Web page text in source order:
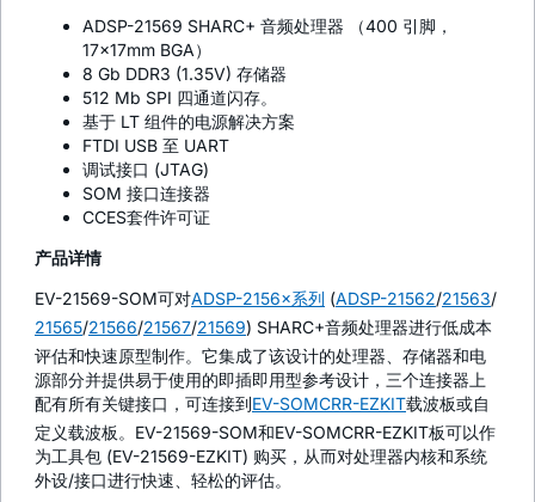
ADSP-21569 SHARC+ 音频处理器 （400 引脚，
17×17mm BGA）
8 Gb DDR3 (1.35V) 存储器
512 Mb SPI 四通道闪存。
基于 LT 组件的电源解决方案
FTDI USB 至 UART
调试接口 (JTAG)
SOM 接口连接器
CCES套件许可证
产品详情
EV-21569-SOM可对ADSP-2156×系列 (ADSP-21562/21563/
21565/21566/21567/21569) SHARC+音频处理器进行低成本
评估和快速原型制作。它集成了该设计的处理器、存储器和电
源部分并提供易于使用的即插即用型参考设计，三个连接器上
配有所有关键接口，可连接到EV-SOMCRR-EZKIT载波板或自
定义载波板。EV-21569-SOM和EV-SOMCRR-EZKIT板可以作
为工具包 (EV-21569-EZKIT) 购买，从而对处理器内核和系统
外设/接口进行快速、轻松的评估。